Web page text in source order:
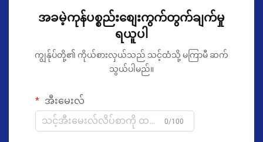
အခမဲ့ကုန်ပစ္စည်းစျေးကွက်တွက်ချက်မှု
ရယူပါ
ကျွန်ုပ်တို့၏ ကိုယ်စားလှယ်သည် သင့်ထံသို့ မကြာမီ ဆက်
သွယ်ပါမည်။
အီးမေးလ်
0/100